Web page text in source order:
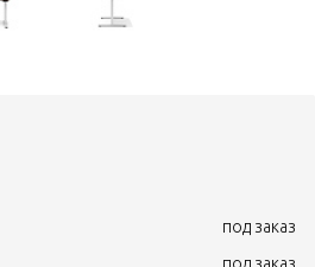
под заказ
под заказ